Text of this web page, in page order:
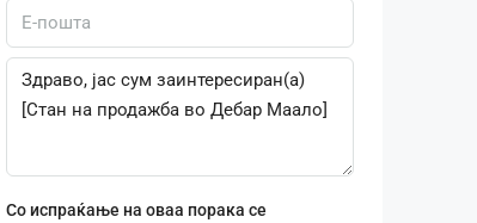
Со испраќање на оваа порака се